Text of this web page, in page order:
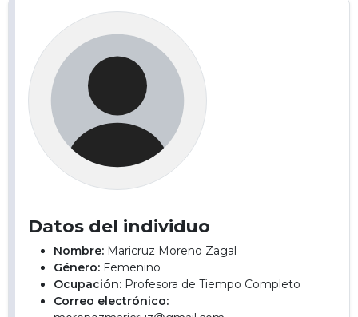
Datos del individuo
Nombre: Maricruz Moreno Zagal
Género: Femenino
Ocupación: Profesora de Tiempo Completo
Correo electrónico: